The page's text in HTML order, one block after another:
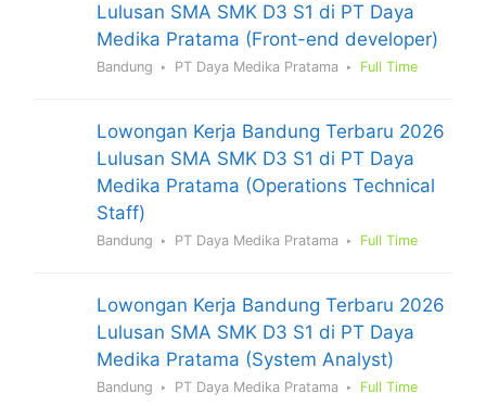
Lulusan SMA SMK D3 S1 di PT Daya
Medika Pratama (Front-end developer)
Bandung PT Daya Medika Pratama Full Time
Lowongan Kerja Bandung Terbaru 2026
Lulusan SMA SMK D3 S1 di PT Daya
Medika Pratama (Operations Technical
Staff)
Bandung PT Daya Medika Pratama Full Time
Lowongan Kerja Bandung Terbaru 2026
Lulusan SMA SMK D3 S1 di PT Daya
Medika Pratama (System Analyst)
Bandung PT Daya Medika Pratama Full Time